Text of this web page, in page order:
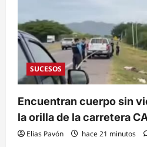
SUCESOS
Encuentran cuerpo sin
la orilla de la carretera
Elias Pavón hace 21 minutos